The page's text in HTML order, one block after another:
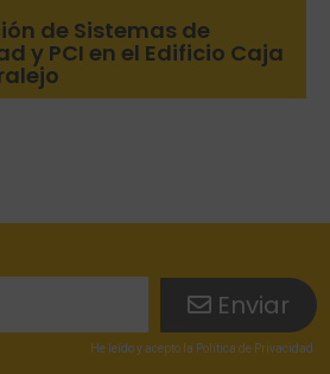
de Sistemas de
y PCI en el Edificio Caja
Enviar
He leídoy acepto la Política de Privacidad